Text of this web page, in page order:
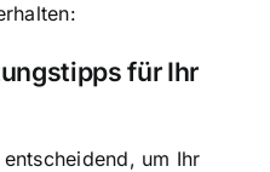
für Ihr
um Ihr